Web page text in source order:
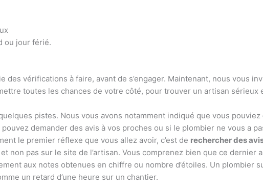
ou jour férié.
vérifications à faire, avant de s’engager. Maintenant, nous vous
toutes les chances de votre côté, pour trouver un artisan sérieux
pistes. Nous vous avons notamment indiqué que vous pouviez
demander des avis à vos proches ou si le plombier ne vous a
le premier réflexe que vous allez avoir, c’est de rechercher des
non pas sur le site de l’artisan. Vous comprenez bien que ce dernier
aux notes obtenues en chiffre ou nombre d’étoiles. Un plombier
un retard d’une heure sur un chantier.